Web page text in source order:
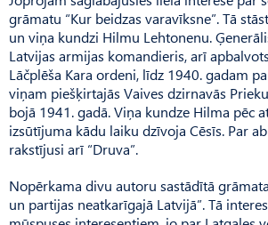
grāmatu “Kur beidzas varavīksne”. Tā
un viņa kundzi Hilmu Lehtonenu.
Latvijas armijas komandieris, arī
Lāčplēša Kara ordeni, līdz 1940. gadam
viņam piešķirtajās Vaives dzirnavās
bojā 1941. gadā. Viņa kundze Hilma pēc
izsūtījuma kādu laiku dzīvoja Cēsīs. Par
rakstījusi arī “Druva”.
Nopērkama divu autoru sastādītā
un partijas neatkarīgajā Latvijā”. Tā